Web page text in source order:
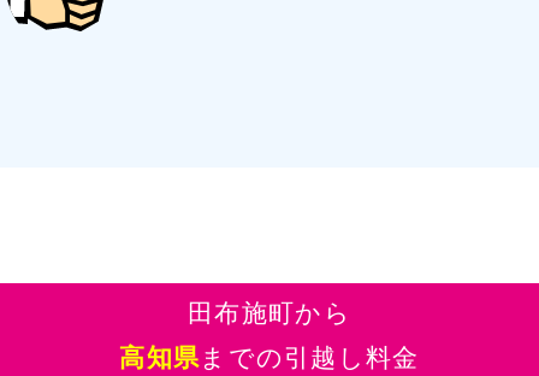
田布施町から
高知県までの引越し料金